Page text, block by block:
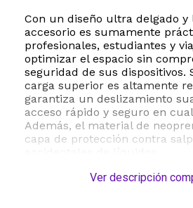
Con un diseño ultra delgado y
accesorio es sumamente
profesionales, estudiantes y
optimizar el espacio sin
seguridad de sus dispositivos.
carga superior es altamente
garantiza un deslizamiento
acceso rápido y seguro en
Además, el material de
capa de protección contra
Esta funda es ampliamente
Ver descripción